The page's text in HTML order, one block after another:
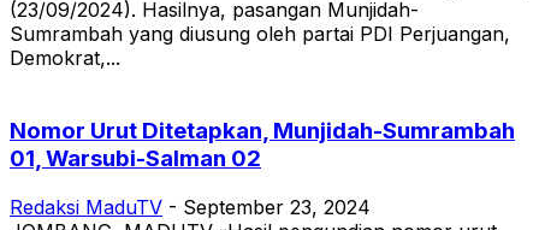
(23/09/2024). Hasilnya, pasangan Munjidah-
Sumrambah yang diusung oleh partai PDI Perjuangan,
Demokrat,...
Nomor Urut Ditetapkan, Munjidah-Sumrambah
01, Warsubi-Salman 02
Redaksi MaduTV - September 23, 2024